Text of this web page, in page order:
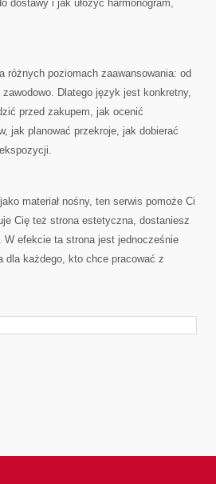
dostawy i jak ułożyć harmonogram,
różnych poziomach zaawansowania: od
Dlatego język jest konkretny,
przed zakupem, jak ocenić
jak planować przekroje, jak dobierać
materiał nośny, ten serwis pomoże Ci
Cię też strona estetyczna, dostaniesz
W efekcie ta strona jest jednocześnie
dla każdego, kto chce pracować z